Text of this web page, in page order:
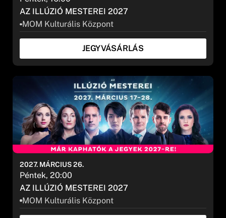
AZ ILLÚZIÓ MESTEREI 2027
MOM Kulturális Központ
JEGYVÁSÁRLÁS
AZ ILLÚZIÓ MESTEREI 2027
MOM Kulturális Központ
2027. MÁRCIUS 26.
Péntek, 20:00